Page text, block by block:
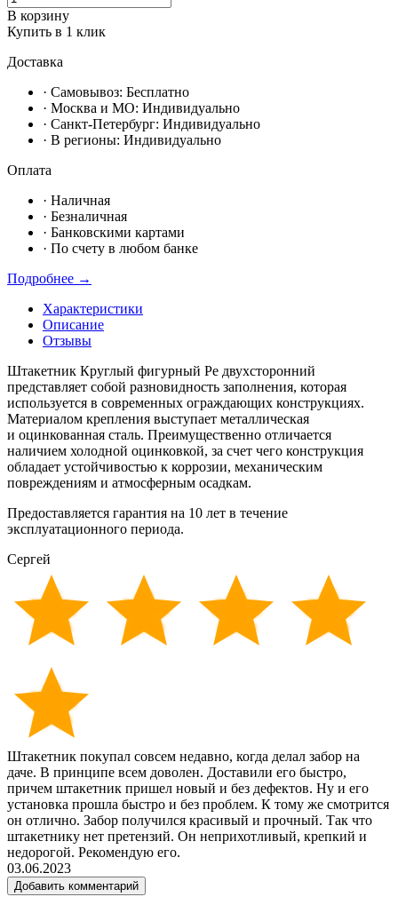
В корзину
Купить в 1 клик
Доставка
· Самовывоз: Бесплатно
· Москвa и МО: Индивидуально
· Санкт-Петербург: Индивидуально
· В регионы: Индивидуально
Оплата
· Наличная
· Безналичная
· Банковскими картами
· По счету в любом банке
Подробнее →
Характеристики
Описание
Отзывы
Штакетник Круглый фигурный Pe двухсторонний
представляет собой разновидность заполнения, которая
используется в современных ограждающих конструкциях.
Материалом крепления выступает металлическая
и оцинкованная сталь. Преимущественно отличается
наличием холодной оцинковкой, за счет чего конструкция
обладает устойчивостью к коррозии, механическим
повреждениям и атмосферным осадкам.
Предоставляется гарантия на 10 лет в течение
эксплуатационного периода.
Сергей
Штакетник покупал совсем недавно, когда делал забор на
даче. В принципе всем доволен. Доставили его быстро,
причем штакетник пришел новый и без дефектов. Ну и его
установка прошла быстро и без проблем. К тому же смотрится
он отлично. Забор получился красивый и прочный. Так что
штакетнику нет претензий. Он неприхотливый, крепкий и
недорогой. Рекомендую его.
03.06.2023
Добавить комментарий